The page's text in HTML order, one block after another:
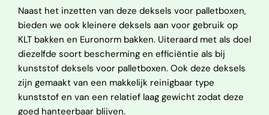
Naast het inzetten van deze deksels voor palletboxen,
bieden we ook kleinere deksels aan voor gebruik op
KLT bakken en Euronorm bakken. Uiteraard met als doel
diezelfde soort bescherming en efficiëntie als bij
kunststof deksels voor palletboxen. Ook deze deksels
zijn gemaakt van een makkelijk reinigbaar type
kunststof en van een relatief laag gewicht zodat deze
goed hanteerbaar blijven.